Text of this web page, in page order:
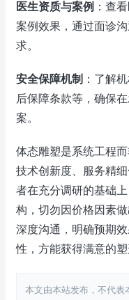
医生资质与案例 ：查
案例效果，通过面诊
求。
安全保障机制 ：了解
后保障条款等，确保
案。
体态雕塑是系统工程
技术创新度、服务精
者在充分调研的基础
构，切勿因价格因素
深度沟通，明确预期
性，方能获得满意的塑
本文由本站发布，不代表